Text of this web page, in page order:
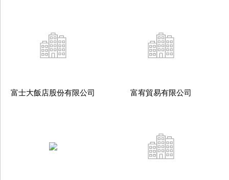
富士大飯店股份有限公司 富宥貿易有限公司